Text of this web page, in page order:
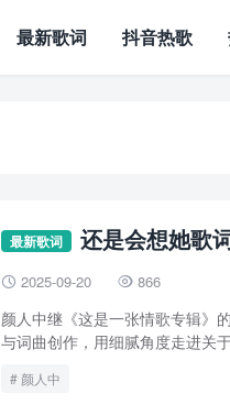
最新歌词 抖音热歌
最新歌词 还是会想她歌
 2025-09-20  866
颜人中继《这是一张情歌专辑》
与词曲创作，用细腻角度走进关
颜人中